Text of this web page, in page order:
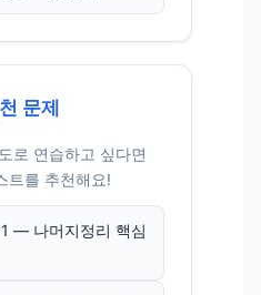
문제
로 연습하고 싶다면
트를 추천해요!
— 나머지정리 핵심